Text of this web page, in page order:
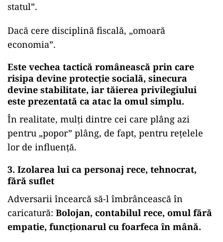
statul”.
Dacă cere disciplină fiscală, „omoară
economia”.
Este vechea tactică românească prin care
risipa devine protecție socială, sinecura
devine stabilitate, iar tăierea privilegiului
este prezentată ca atac la omul simplu.
În realitate, mulți dintre cei care plâng azi
pentru „popor” plâng, de fapt, pentru rețelele
lor de influență.
3. Izolarea lui ca personaj rece, tehnocrat,
fără suflet
Adversarii încearcă să-l îmbrâncească în
caricatură: Bolojan, contabilul rece, omul fără
empatie, funcționarul cu foarfeca în mână.